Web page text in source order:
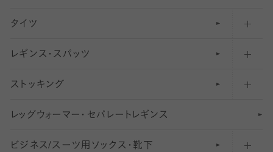
無地・プレーンソックス・靴下
柄ソックス・靴下
スニーカー（くるぶし）用ソックス
アンクル・ショートソックス（くるぶし上）
クルーソックス（ふくらはぎ下）
フットカバー・カバーソックス（ふつう）
フットカバー・カバーソックス（浅め）
タイツ
30デニール以下のタイツ（薄手タイツ）
31〜40デニールタイツ
41〜60デニールタイツ
61〜80デニールタイツ
レギンス・スパッツ
柄レギンス
無地レギンス
レギンスパンツ（レギパン）
ストッキング
伝線しにくいストッキング
ショートストッキング
レッ グ ウォー マー ・ セパレー ト レ ギンス
ビジネス/スーツ用 ソックス・靴下